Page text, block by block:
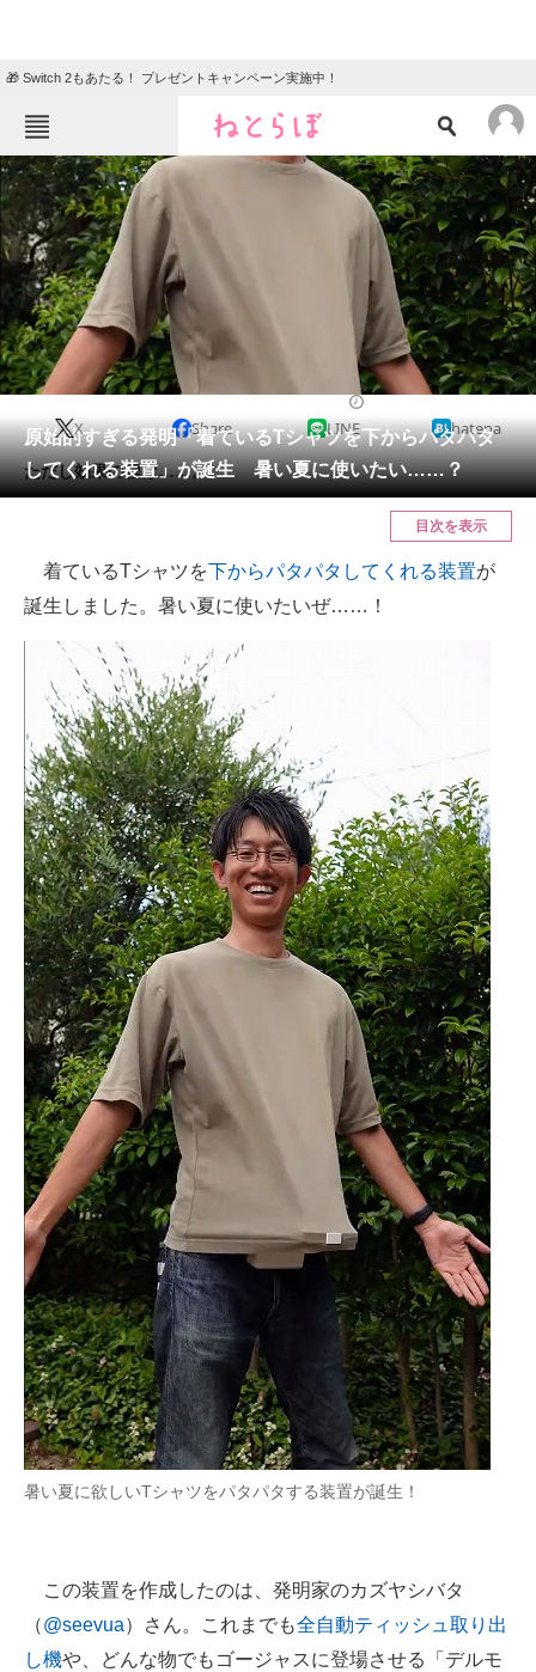
🎁 Switch 2もあたる！ プレゼントキャンペーン実施中！
ねとらぼメニュー
TOP
エンタメ
グルメ
住まい
動物
会員記事
メディア
ITの今と未来を見通す
スマホと通信の最新トレンド
進化するPCとデバイスの未来
好きが集まる 比べて選べる
ビジネスと働き方のヒント
AI活用のいまが分かる
企業ITのトレンドを詳説
経営リーダーのコミュニティ
マーケ×ITの今がよく分かる
ITエンジニア向け専門サイト
企業向けIT製品の総合サイト
IT製品の技術・比較・事例
製造業のIT導入・活用を支援
モノづくり技術者専門サイト
エレクトロニクス専門サイト
電子設計の基本と応用
エネルギーの専門メディア
建設×テクノロジーの最前線
原始的すぎる発明「着ているTシャツを下からパタパタ
してくれる装置」が誕生 暑い夏に使いたい……？
X Share LINE hatena
ただし効果の程は……。
目次を表示
着ているTシャツを下からパタパタしてくれる装置が
誕生しました。暑い夏に使いたいぜ……！
暑い夏に欲しいTシャツをパタパタする装置が誕生！
この装置を作成したのは、発明家のカズヤシバタ
（@seevua）さん。これまでも全自動ティッシュ取り出
し機や、どんな物でもゴージャスに登場させる「デルモ